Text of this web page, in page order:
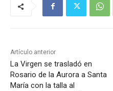
Artículo anterior
La Virgen se trasladó en
Rosario de la Aurora a Santa
María con la talla al